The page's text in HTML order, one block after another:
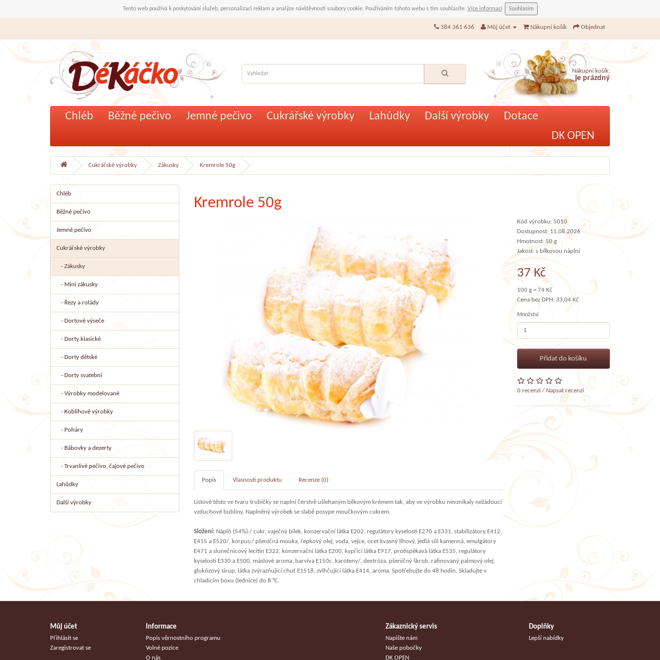
Tento web používá k poskytování služeb, personalizaci reklam a analýze návštěvnosti soubory cookie. Používáním tohoto webu s tím souhlasíte. Více informací Souhlasím
384 361 636 Můj účet Nákupní košík Objednat
Nákupní košík:
je prázdný
Chléb Běžné pečivo Jemné pečivo Cukrářské výrobky Lahůdky Další výrobky
Dotace
DK OPEN
Cukrářské výrobky Zákusky Kremrole 50g
Chléb
Běžné pečivo
Jemné pečivo
Cukrářské výrobky
- Zákusky
- Mini zákusky
- Řezy a rolády
- Dortové výseče
- Dorty klasické
- Dorty dětské
- Dorty svatební
- Výrobky modelované
- Koblihové výrobky
- Poháry
- Bábovky a dezerty
- Trvanlivé pečivo, čajové pečivo
Lahůdky
Další výrobky
Kremrole 50g
Popis Vlasnosti produktu Recenze (0)
Listové těsto ve tvaru trubičky se naplní čerstvě ušlehaným bílkovým krémem tak, aby ve výrobku nevznikaly nežádoucí
vzduchové bubliny. Naplněný výrobek se slabě posype moučkovým cukrem.
Složení: Náplň (54%):/ cukr, vaječný bílek, konzervační látka E202, regulátory kyselosti E270 a E331, stabilizátory E412,
E415 a E520/, korpus:/ pšeničná mouka, řepkový olej, voda, vejce, ocet kvasný lihový, jedlá sůl kamenná, emulgátory
E471 a slunečnicový lecitin E322, konzervační látka E200, kypřící látka E917, protispékavá látka E535, regulátory
kyselosti E330 a E500, máslové aroma, barviva E150c, karoteny/, dextróza, pšeničný škrob, rafinovaný palmový olej,
glukózový sirup, látka zvýrazňující chuť E1518, zvlhčující látka E414, aroma. Spotřebujte do 48 hodin. Skladujte v
chladícím boxu (lednice) do 8 °C.
Kód výrobku: 5010
Dostupnost: 11.08.2026
Hmotnost: 50 g
Jakost: s bílkovou náplní
37 Kč
100 g = 74 Kč
Cena bez DPH: 33,04 Kč
Množství
Přidat do košíku
0 recenzí/ Napsat recenzi
Můj účet
Přihlásit se
Zaregistrovat se
Informace
Popis věrnostního programu
Volné pozice
O nás
Zákaznický servis
Napište nám
Naše pobočky
DK OPEN
Doplňky
Lepší nabídky